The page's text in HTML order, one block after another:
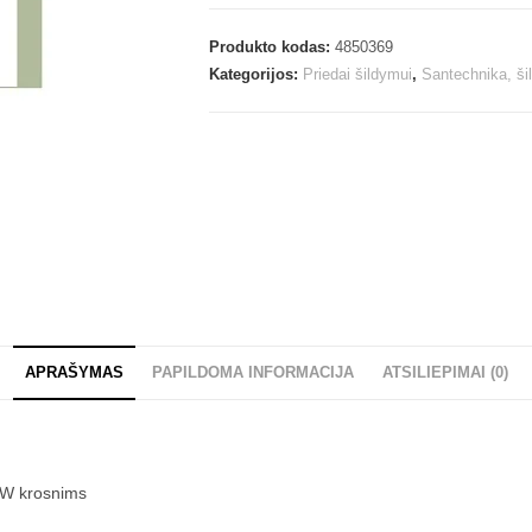
Produkto kodas: 4850369
Kategorijos: Priedai šildymui, Santechnika,
APRAŠYMAS PAPILDOMA INFORMACIJA ATSILIEPIMAI (0)
krosnims